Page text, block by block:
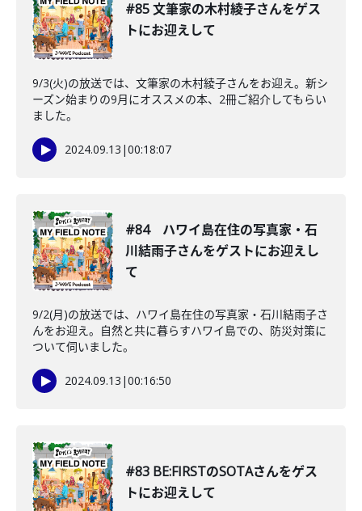
#85 文筆家の木村綾子さんをゲス
トにお迎えして
9/3(火)の放送では、文筆家の木村綾子さんをお迎え。新シ
ーズン始まりの9月にオススメの本、2冊ご紹介してもらい
ました。
2024.09.13 |00:18:07
#84 ハワイ島在住の写真家・石
川結雨子さんをゲストにお迎えし
て
9/2(月)の放送では、ハワイ島在住の写真家・石川結雨子さ
んをお迎え。自然と共に暮らすハワイ島での、防災対策に
ついて伺いました。
2024.09.13 |00:16:50
#83 BE:FIRSTのSOTAさんをゲス
トにお迎えして